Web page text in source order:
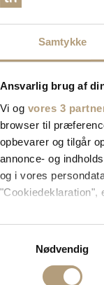
Samtykke
Ansvarlig brug af
Vi og vores 3
browser til
opbevarer og tilgår
annonce- og
og i vores
"Cookiedeklaration",
Hvis du tillader det,
Indsamle
Identificere
Dine valg anvendes
Nødvendig
332
1846
572
eller
os